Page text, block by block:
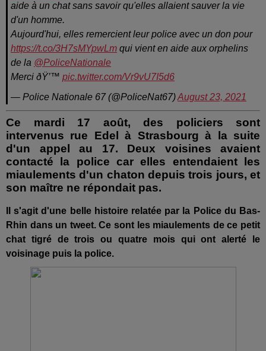
aide à un chat sans savoir qu'elles allaient sauver la vie
d'un homme.
Aujourd'hui, elles remercient leur police avec un don pour
https://t.co/3H7sMYpwLm qui vient en aide aux orphelins
de la @PoliceNationale
Merci ðŸ’™ pic.twitter.com/Vr9vU7I5d6
— Police Nationale 67 (@PoliceNat67)August 23, 2021
Ce mardi 17 août, des policiers sont
intervenus rue Edel à Strasbourg à la suite
d'un appel au 17. Deux voisines avaient
contacté la police car elles entendaient les
miaulements d'un chaton depuis trois jours, et
son maître ne répondait pas.
Il s'agit d'une belle histoire relatée par la Police du Bas-
Rhin dans un tweet. Ce sont les miaulements de ce petit
chat tigré de trois ou quatre mois qui ont alerté le
voisinage puis la police.